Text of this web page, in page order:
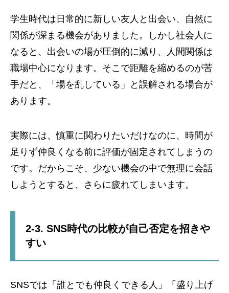
学生時代は日常的に新しい友人と出会い、自然に
関係が深まる機会がありました。しかし社会人に
なると、出会いの場が圧倒的に減り、人間関係は
職場中心になります。そこで距離を縮めるのが苦
手だと、「場を乱している」と誤解される場合が
あります。
実際には、慎重に関わりたいだけなのに、時間が
足りず仲良くなる前に評価が固定されてしまうの
です。だからこそ、少ない機会の中で無理に会話
しようとすると、さらに疲れてしまいます。
2-3. SNS時代の比較が自己否定を招きや
すい
SNSでは「誰とでも仲良くできる人」「盛り上げ